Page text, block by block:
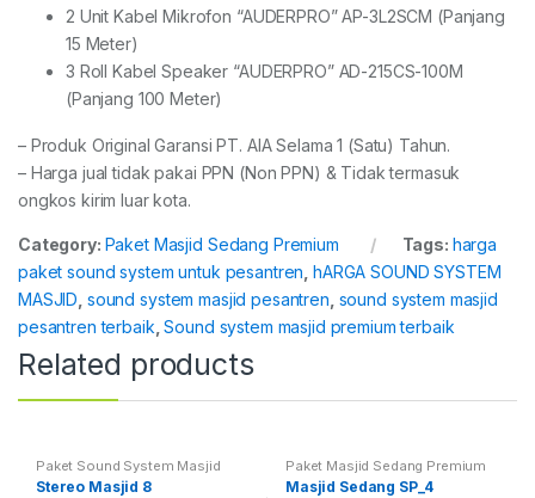
2 Unit Kabel Mikrofon “AUDERPRO” AP-3L2SCM (Panjang
15 Meter)
3 Roll Kabel Speaker “AUDERPRO” AD-215CS-100M
(Panjang 100 Meter)
– Produk Original Garansi PT. AIA Selama 1 (Satu) Tahun.
– Harga jual tidak pakai PPN (Non PPN) & Tidak termasuk
ongkos kirim luar kota.
Category: Paket Masjid Sedang Premium Tags: harga
paket sound system untuk pesantren hARGA SOUND SYSTEM
MASJID sound system masjid pesantren sound system masjid
pesantren terbaik ,Sound system masjid premium terbaik
Related products
Paket Sound System Masjid
Stereo Masjid 8
Paket Masjid Sedang Premium
Masjid Sedang SP_4